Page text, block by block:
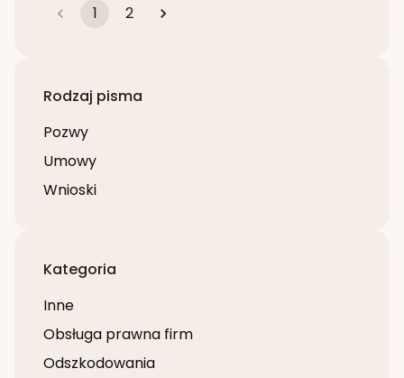
Rodzaj pisma
Pozwy
Umowy
Wnioski
Kategoria
Inne
Obsługa prawna firm
Odszkodowania
1 2